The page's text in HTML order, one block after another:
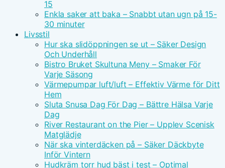
15
Enkla saker att baka – Snabbt utan ugn på 15-
30 minuter
Livsstil
Hur ska slidöppningen se ut – Säker Design
Och Underhåll
Bistro Bruket Skultuna Meny – Smaker För
Varje Säsong
Värmepumpar luft/luft – Effektiv Värme för Ditt
Hem
Sluta Snusa Dag För Dag – Bättre Hälsa Varje
Dag
River Restaurant on the Pier – Upplev Scenisk
Matglädje
När ska vinterdäcken på – Säker Däckbyte
Inför Vintern
Hudkräm torr hud bäst i test – Optimal